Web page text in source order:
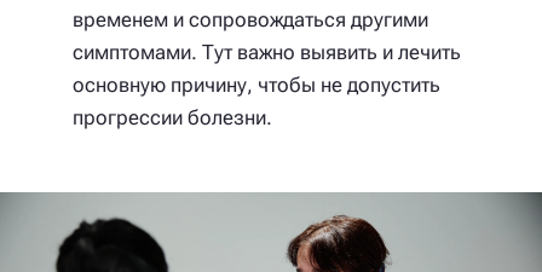
временем и сопровождаться другими
симптомами. Тут важно выявить и лечить
основную причину, чтобы не допустить
прогрессии болезни.